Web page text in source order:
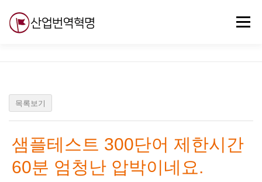
메뉴
목록보기
샘플테스트 300단어 제한시간
60분 엄청난 압박이네요.